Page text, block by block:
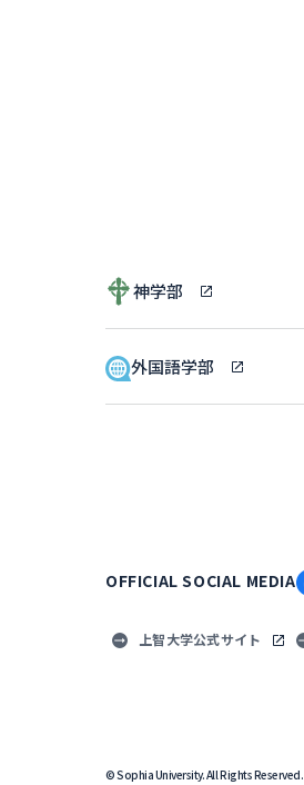
神学部
外国語学部
OFFICIAL SOCIAL MEDIA
上智大学公式サイト
© Sophia University. All Rights Reserved.